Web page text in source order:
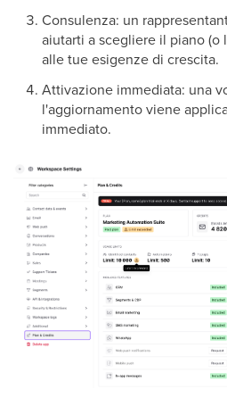
Consulenza: un
aiutarti a scegliere il piano (o
alle tue esigenze di crescita.
Attivazione immediata: una
l'aggiornamento viene
immediato.